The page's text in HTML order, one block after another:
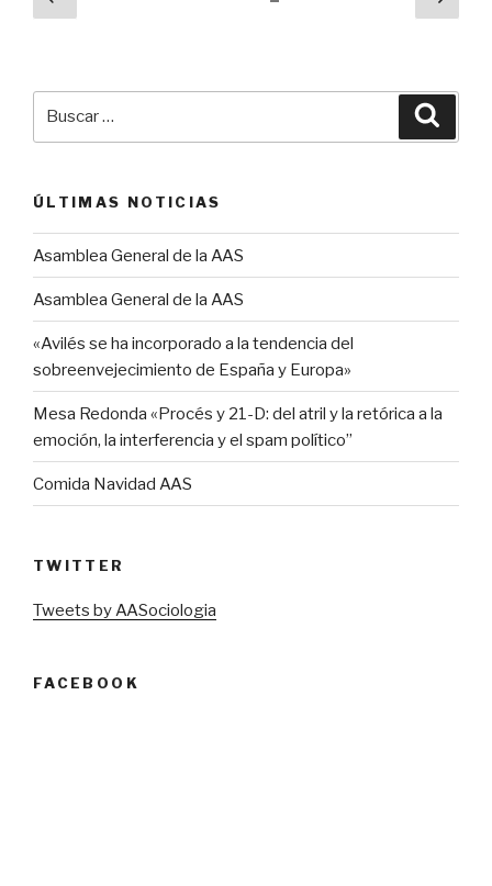
de anterior
ÚLTIMAS NOTICIAS
Asamblea General de la AAS
Asamblea General de la AAS
«Avilés se ha incorporado a la tendencia del
sobreenvejecimiento de España y Europa»
Mesa Redonda «Procés y 21-D: del atril y la retórica a la
emoción, la interferencia y el spam político”
Comida Navidad AAS
TWITTER
Tweets by AASociologia
FACEBOOK